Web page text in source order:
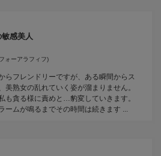
感美人
ォーアラフィフ)
らフレンドリーですが、ある瞬間からス
美熟女の乱れていく姿が溜まりません。
も貪る様に責めと…豹変していきます。
ームが鳴るまでその時間は続きます ...